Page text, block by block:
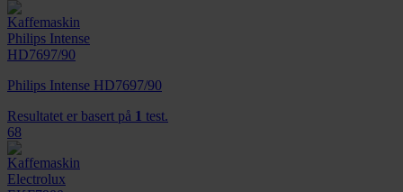
Philips Intense HD7697/90
Resultatet er basert på 1 test.
68